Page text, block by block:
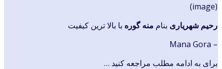
(image)
رحیم شهریاری بنام منه گوره با بالا ترین کیفیت
– Mana Gora
برای به ادامه مطلب مراجعه کنید …